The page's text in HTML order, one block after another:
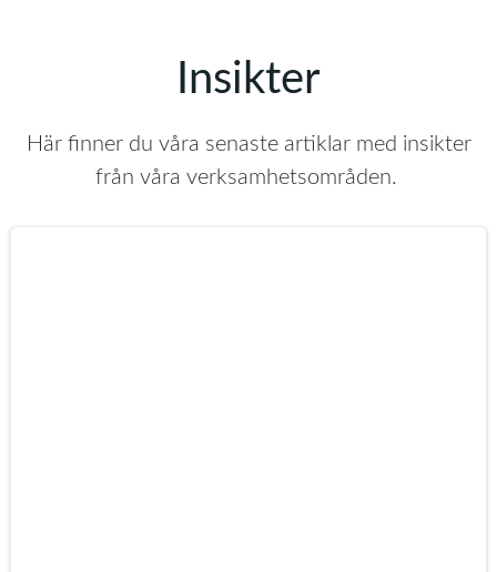
Insikter
Här finner du våra senaste artiklar med insikter
från våra verksamhetsområden.